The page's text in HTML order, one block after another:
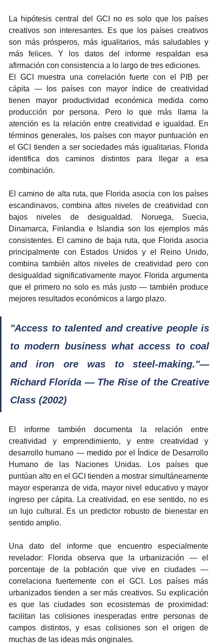
La hipótesis central del GCI no es solo que los países
creativos son interesantes. Es que los países creativos
son más prósperos, más igualitarios, más saludables y
más felices. Y los datos del informe respaldan esa
afirmación con consistencia a lo largo de tres ediciones.
El GCI muestra una correlación fuerte con el PIB per
cápita — los países con mayor índice de creatividad
tienen mayor productividad económica medida como
producción por persona. Pero lo que más llama la
atención es la relación entre creatividad e igualdad. En
términos generales, los países con mayor puntuación en
el GCI tienden a ser sociedades más igualitarias. Florida
identifica dos caminos distintos para llegar a esa
combinación.
El camino de alta ruta, que Florida asocia con los países
escandinavos, combina altos niveles de creatividad con
bajos niveles de desigualdad. Noruega, Suecia,
Dinamarca, Finlandia e Islandia son los ejemplos más
consistentes. El camino de baja ruta, que Florida asocia
principalmente con Estados Unidos y el Reino Unido,
combina también altos niveles de creatividad pero con
desigualdad significativamente mayor. Florida argumenta
que el primero no solo es más justo — también produce
mejores resultados económicos a largo plazo.
"Access to talented and creative people is
to modern business what access to coal
and iron ore was to steel-making."—
Richard Florida — The Rise of the Creative
Class (2002)
El informe también documenta la relación entre
creatividad y emprendimiento, y entre creatividad y
desarrollo humano — medido por el Índice de Desarrollo
Humano de las Naciones Unidas. Los países que
puntúan alto en el GCI tienden a mostrar simultáneamente
mayor esperanza de vida, mayor nivel educativo y mayor
ingreso per cápita. La creatividad, en ese sentido, no es
un lujo cultural. Es un predictor robusto de bienestar en
sentido amplio.
Una dato del informe que encuentro especialmente
revelador: Florida observa que la urbanización — el
porcentaje de la población que vive en ciudades —
correlaciona fuertemente con el GCI. Los países más
urbanizados tienden a ser más creativos. Su explicación
es que las ciudades son ecosistemas de proximidad:
facilitan las colisiones inesperadas entre personas de
campos distintos, y esas colisiones son el origen de
muchas de las ideas más originales.